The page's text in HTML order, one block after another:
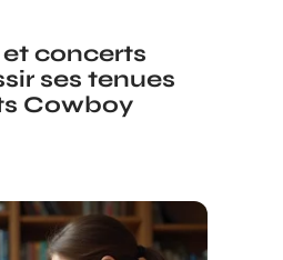
concerts
ses tenues
Cowboy